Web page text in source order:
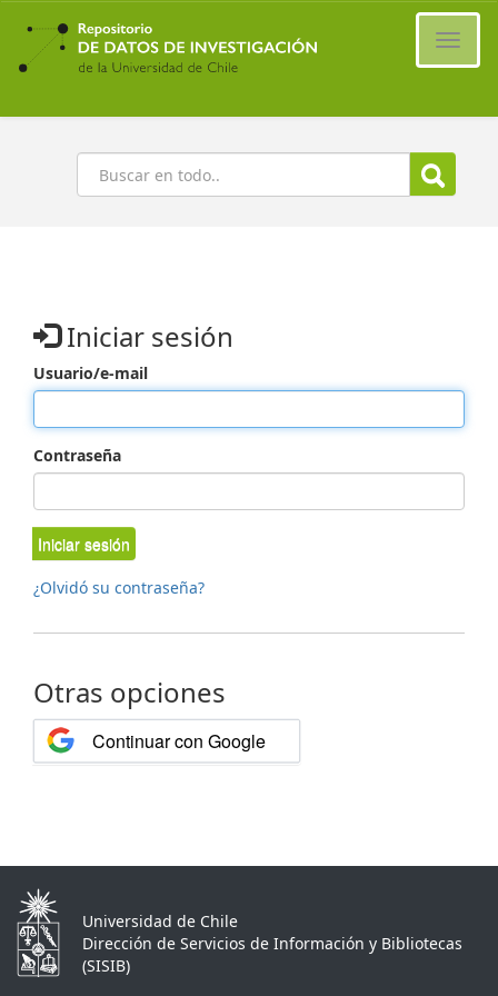
Ir
contenido
principal
Buscar
Iniciar sesión
Usuario/e-mail
Contraseña
Iniciar sesión
¿Olvidó su contraseña?
Otras opciones
Continuar con Google
Universidad de Chile
Dirección de Servicios de Información y Bibliotecas
(SISIB)